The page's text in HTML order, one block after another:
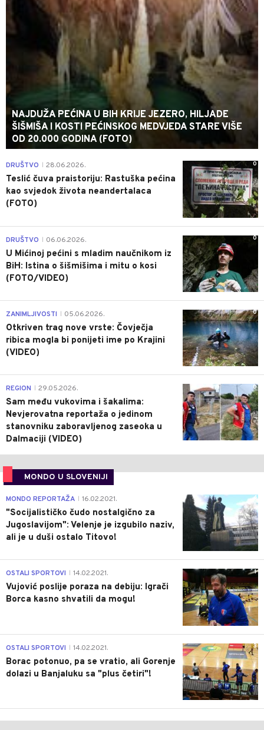
NAJDUŽA PEĆINA U BIH KRIJE JEZERO, HILJADE
ŠIŠMIŠA I KOSTI PEĆINSKOG MEDVJEDA STARE VIŠE
OD 20.000 GODINA (FOTO)
0
DRUŠTVO 28.06.2026.
Teslić čuva praistoriju: Rastuška pećina
kao svjedok života neandertalaca
(FOTO)
0
DRUŠTVO 06.06.2026.
U Mićinoj pećini s mladim naučnikom iz
BiH: Istina o šišmišima i mitu o kosi
(FOTO/VIDEO)
0
ZANIMLJIVOSTI 05.06.2026.
Otkriven trag nove vrste: Čovječja
ribica mogla bi ponijeti ime po Krajini
(VIDEO)
0
REGION 29.05.2026.
Sam među vukovima i šakalima:
Nevjerovatna reportaža o jedinom
stanovniku zaboravljenog zaseoka u
Dalmaciji (VIDEO)
MONDO U SLOVENIJI
4
MONDO REPORTAŽA 16.02.2021.
"Socijalističko čudo nostalgično za
Jugoslavijom": Velenje je izgubilo naziv,
ali je u duši ostalo Titovo!
1
OSTALI SPORTOVI 14.02.2021.
Vujović poslije poraza na debiju: Igrači
Borca kasno shvatili da mogu!
3
OSTALI SPORTOVI 14.02.2021.
Borac potonuo, pa se vratio, ali Gorenje
dolazi u Banjaluku sa "plus četiri"!